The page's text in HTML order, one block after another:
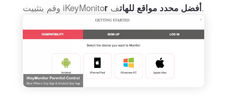
وقم بتثبيت iKeyMonito
r أفضل محدد مواقع للهاتف.